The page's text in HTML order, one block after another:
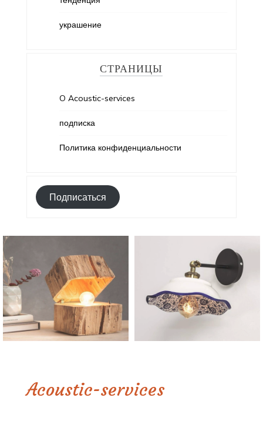
украшение
СТРАНИЦЫ
O Acoustic-services
подписка
Политика конфиденциальности
Подписаться
Acoustic-services